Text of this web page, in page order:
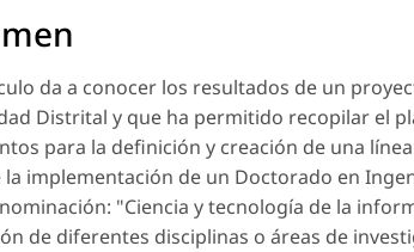
da a conocer los resultados de un
Distrital y que ha permitido recopilar el
para la definición y creación de una
implementación de un Doctorado en
"Ciencia y tecnología de la
de diferentes disciplinas o áreas de